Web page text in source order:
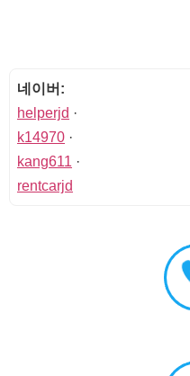
네이버:
helperjd ·
k14970 ·
kang611 ·
rentcarjd